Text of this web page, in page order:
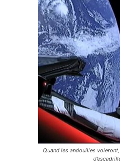
Quand les andouilles